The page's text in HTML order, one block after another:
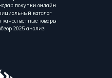
покупки онлайн
каталог
качественные товары
2025 анализ